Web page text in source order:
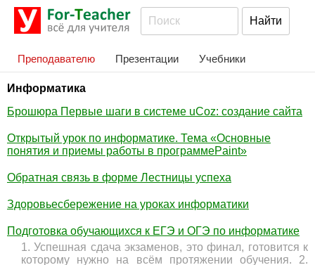
Преподавателю Презентации Учебники
Информатика
Брошюра Первые шаги в системе uCoz: создание сайта
Открытый урок по информатике. Тема «Основные
понятия и приемы работы в программеPaint»
Обратная связь в форме Лестницы успеха
Здоровьесбережение на уроках информатики
Подготовка обучающихся к ЕГЭ и ОГЭ по информатике
1. Успешная сдача экзаменов, это финал, готовится к
которому нужно на всём протяжении обучения. 2.